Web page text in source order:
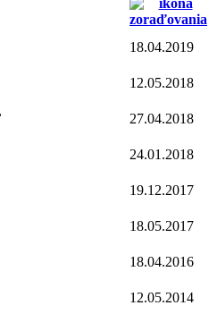
18.04.2019
12.05.2018
,
27.04.2018
24.01.2018
19.12.2017
18.05.2017
18.04.2016
12.05.2014